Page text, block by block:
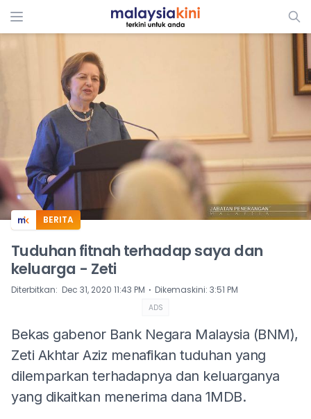
ADS
BERITA
Tuduhan fitnah terhadap saya dan
keluarga - Zeti
Diterbitkan: Dec 31, 2020 11:43 PM ⋅ Dikemaskini: 3:51 PM
ADS
Bekas gabenor Bank Negara Malaysia (BNM),
Zeti Akhtar Aziz menafikan tuduhan yang
dilemparkan terhadapnya dan keluarganya
yang dikaitkan menerima dana 1MDB.